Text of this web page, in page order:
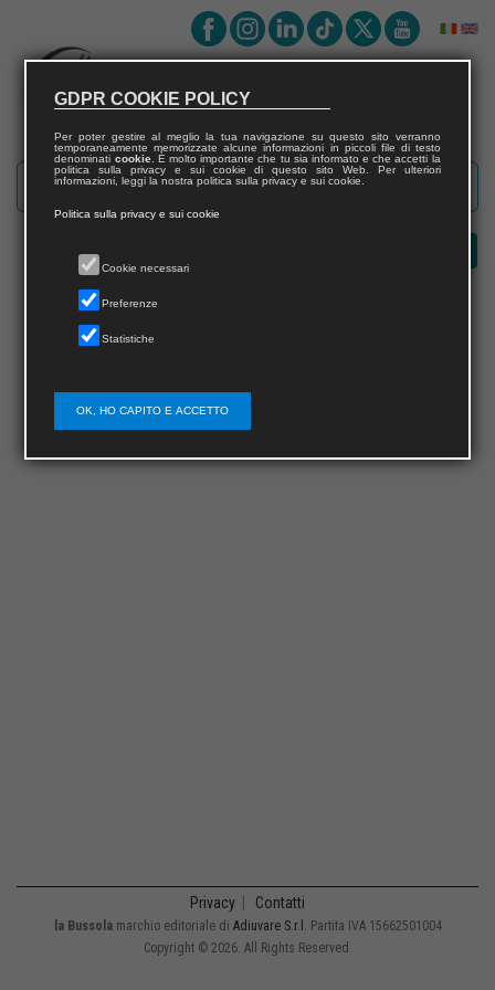
Questa pagina non esiste
Privacy Contatti
la Bussolamarchio editoriale di Adiuvare S.r.l. Partita IVA 15662501004
Copyright © 2026. All Rights Reserved.
GDPR COOKIE POLICY
Per poter gestire al meglio la tua navigazione su questo sito verranno
temporaneamente memorizzate alcune informazioni in piccoli file di testo
denominati cookie. È molto importante che tu sia informato e che accetti la
politica sulla privacy e sui cookie di questo sito Web. Per ulteriori
informazioni, leggi la nostra politica sulla privacy e sui cookie.
Politica sulla privacy e sui cookie
Cookie necessari
Preferenze
Statistiche
OK, HO CAPITO E ACCETTO